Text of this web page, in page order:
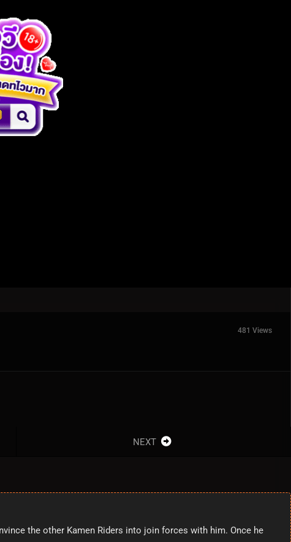
481 Views
NEXT
the other Kamen Riders into join forces with him. Once he